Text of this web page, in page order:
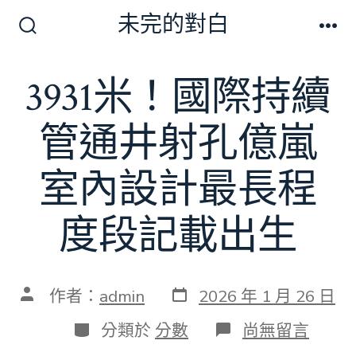
換
開
關
未完的對白
3931米！國際持續
管通井射孔億嵐
室內設計最長程
度段記載出生
文 作者： admin 發
表
日
期
2026 年 1 月 26 日
分
類
分類於 分數 在
〈3931
尚無留言